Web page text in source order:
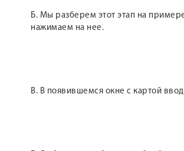
Б. Мы разберем этот этап на
нажимаем на нее.
В. В появившемся окне с картой